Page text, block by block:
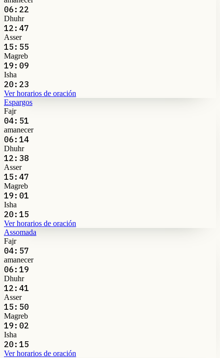
06:22
Dhuhr
12:47
Asser
15:55
Magreb
19:09
Isha
20:23
Ver horarios de oración
Espargos
Fajr
04:51
amanecer
06:14
Dhuhr
12:38
Asser
15:47
Magreb
19:01
Isha
20:15
Ver horarios de oración
Assomada
Fajr
04:57
amanecer
06:19
Dhuhr
12:41
Asser
15:50
Magreb
19:02
Isha
20:15
Ver horarios de oración